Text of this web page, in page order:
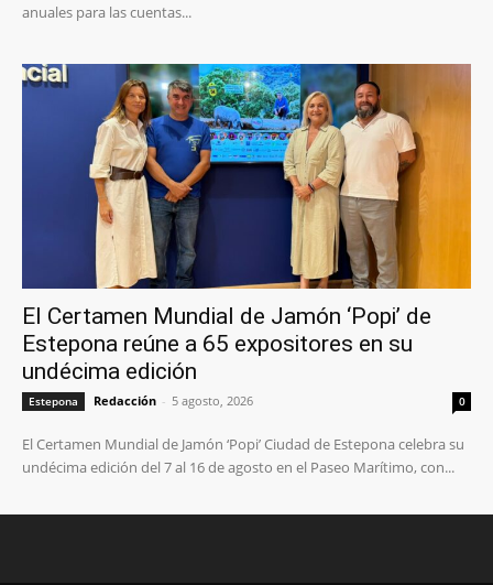
anuales para las cuentas...
El Certamen Mundial de Jamón ‘Popi’ de
Estepona reúne a 65 expositores en su
undécima edición
Estepona Redacción - 5 agosto, 2026 0
El Certamen Mundial de Jamón ‘Popi’ Ciudad de Estepona celebra su
undécima edición del 7 al 16 de agosto en el Paseo Marítimo, con...